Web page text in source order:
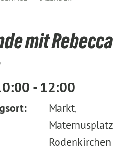
mit Rebecca
- 12:00
Markt,
Maternusplatz
Rodenkirchen